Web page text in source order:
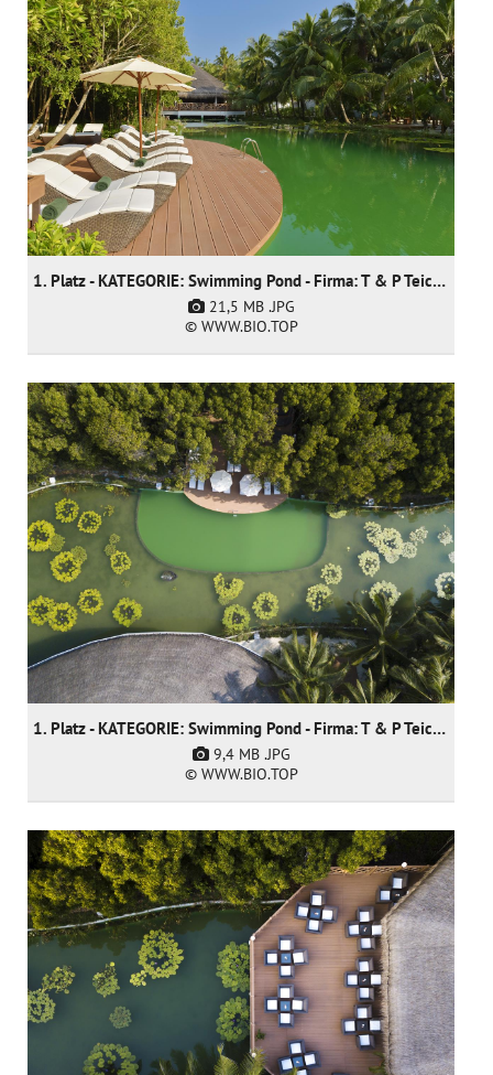
1. Platz - KATEGORIE: Swimming Pond - Firma: T & P Teich und Pool GmbH
21,5 MB .JPG
© WWW.BIO.TOP
1. Platz - KATEGORIE: Swimming Pond - Firma: T & P Teich und Pool GmbH
9,4 MB .JPG
© WWW.BIO.TOP